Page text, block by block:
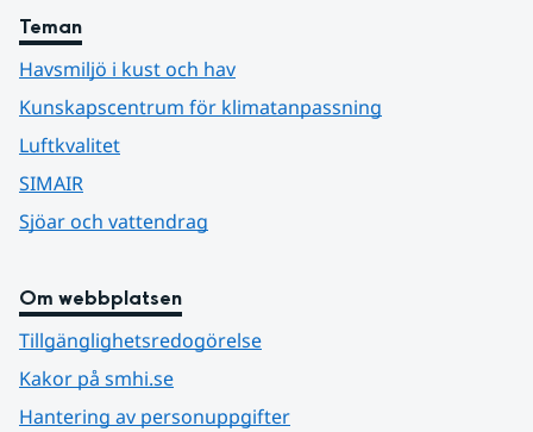
Teman
Havsmiljö i kust och hav
Kunskapscentrum för klimatanpassning
Luftkvalitet
SIMAIR
Sjöar och vattendrag
Om webbplatsen
Tillgänglighetsredogörelse
Kakor på smhi.se
Hantering av personuppgifter